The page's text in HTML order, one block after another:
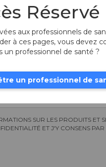
SUR LES PRODUITS ET
ET J'Y CONSENS PAR
Réservé
aux professionnels de
à ces pages, vous
un professionnel de santé ?
un professionnel de